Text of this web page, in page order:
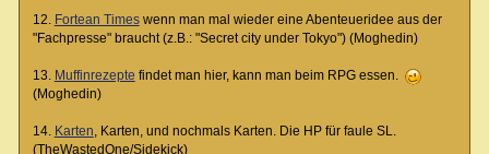
12. Fortean Timeswenn man mal wieder eine Abenteueridee aus der
"Fachpresse" braucht (z.B.: "Secret city under Tokyo") (Moghedin)
13. Muffinrezepte findet man hier, kann man beim RPG essen.
(Moghedin)
14. Karten, Karten, und nochmals Karten. Die HP für faule SL.
(TheWastedOne/Sidekick)